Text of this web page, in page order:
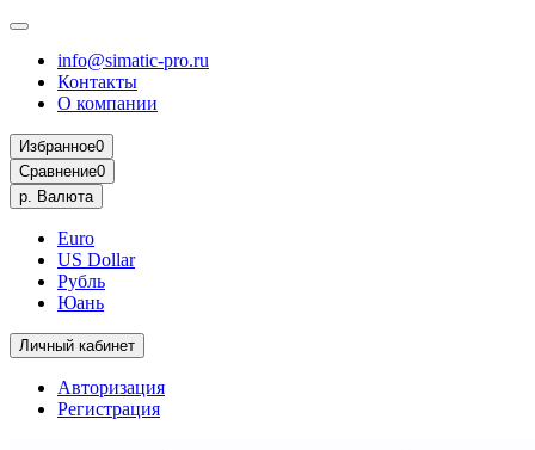
info@simatic-pro.ru
Контакты
О компании
Избранное0
Сравнение0
р. Валюта
Euro
US Dollar
Рубль
Юань
Личный кабинет
Авторизация
Регистрация